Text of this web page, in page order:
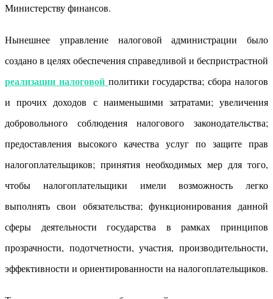
Министерству финансов.
Нынешнее управление налоговой администрации было
создано в целях обеспечения справедливой и беспристрастной
реализации налоговой политики государства; сбора налогов
и прочих доходов с наименьшими затратами; увеличения
добровольного соблюдения налогового законодательства;
предоставления высокого качества услуг по защите прав
налогоплательщиков; принятия необходимых мер для того,
чтобы налогоплательщики имели возможность легко
выполнять свои обязательства; функционирования данной
сферы деятельности государства в рамках принципов
прозрачности, подотчетности, участия, производительности,
эффективности и ориентированности на налогоплательщиков.